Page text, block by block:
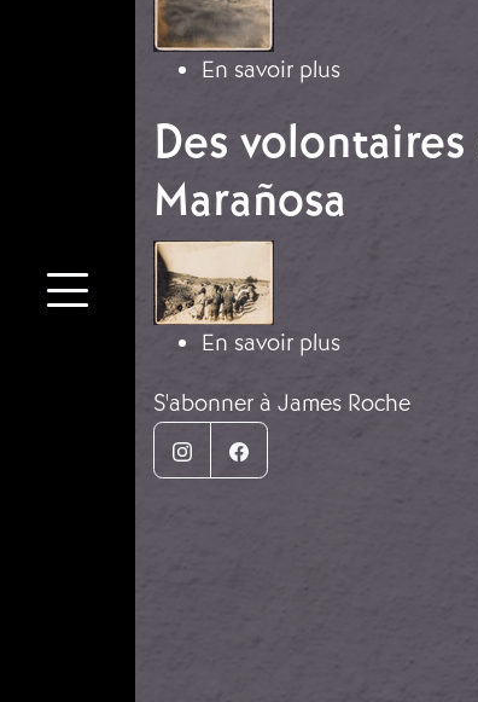
En savoir plussur Corps du
Des
Marañosa
Image
En savoir plussur Des
S'abonner à James Roche
InstagramFacebook